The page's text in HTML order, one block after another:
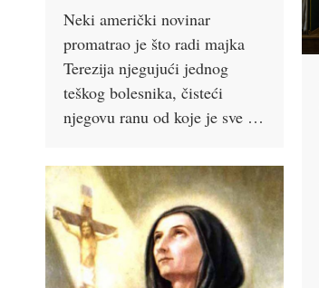
Neki američki novinar
promatrao je što radi majka
Terezija njegujući jednog
teškog bolesnika, čisteći
njegovu ranu od koje je sve …